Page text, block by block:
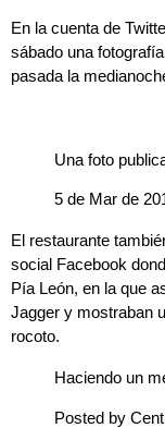
En la cuenta de
sábado una
pasada la
Una foto
5 de Mar de
El restaurante
social Facebook
Pía León, en la que
Jagger y mostraban
rocoto.
Haciendo un
Posted by